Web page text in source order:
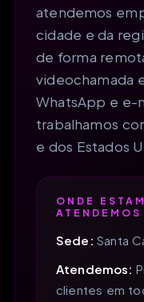
atendemos
cidade e da
de forma
videochamada
WhatsApp e e-
trabalhamos
e dos Estados
ONDE
ATENDEMOS
Sede: Santa
Atendemos:
clientes em